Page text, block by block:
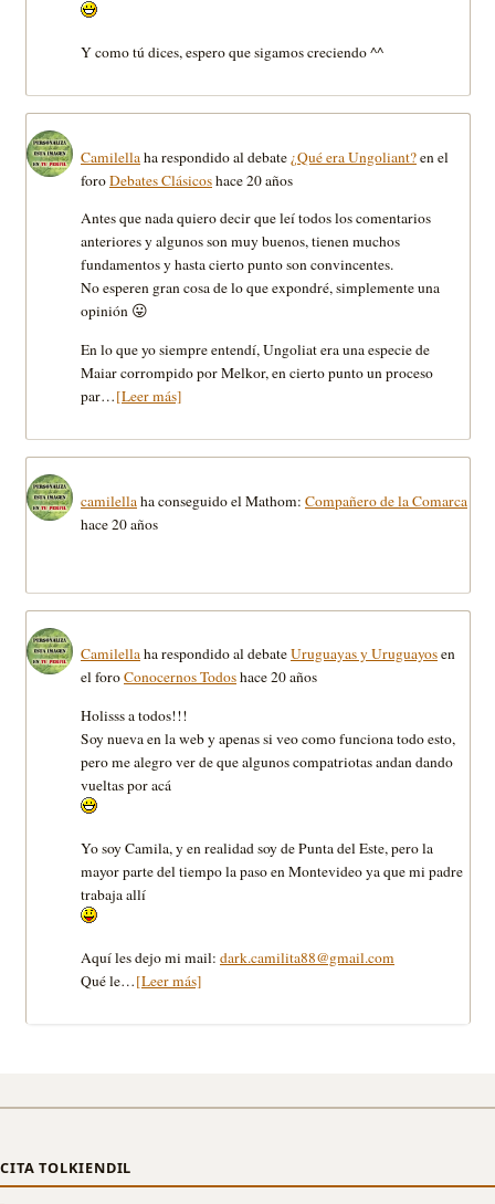
Y como tú dices, espero que sigamos creciendo ^^
Camilellaha respondido al debate¿Qué era Ungoliant?en el
foroDebates Clásicoshace 20 años
Antes que nada quiero decir que leí todos los comentarios
anteriores y algunos son muy buenos, tienen muchos
fundamentos y hasta cierto punto son convincentes.
No esperen gran cosa de lo que expondré, simplemente una
opinión 😛
En lo que yo siempre entendí, Ungoliat era una especie de
Maiar corrompido por Melkor, en cierto punto un proceso
par…[Leer más]
camilellaha conseguido el Mathom: Compañero de la Comarca
hace 20 años
Camilellaha respondido al debateUruguayas y Uruguayosen
el foroConocernos Todoshace 20 años
Holisss a todos!!!
Soy nueva en la web y apenas si veo como funciona todo esto,
pero me alegro ver de que algunos compatriotas andan dando
vueltas por acá
Yo soy Camila, y en realidad soy de Punta del Este, pero la
mayor parte del tiempo la paso en Montevideo ya que mi padre
trabaja allí­
Aquí­ les dejo mi mail: dark.camilita88@gmail.com
Qué le…[Leer más]
CITA TOLKIENDIL